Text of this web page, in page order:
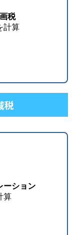
税
計算
税
ーション
算